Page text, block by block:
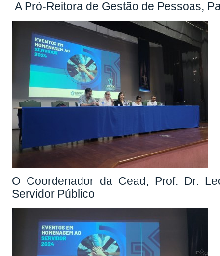
A Pró-Reitora de Gestão de Pessoas,
O Coordenador da Cead, Prof. Dr.
Servidor Público